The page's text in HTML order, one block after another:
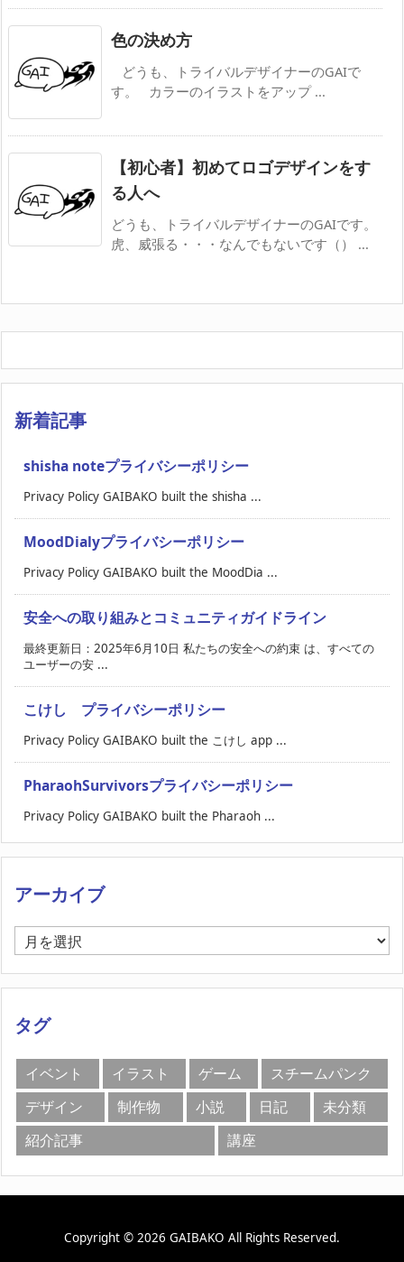
色の決め方
​ どうも、トライバルデザイナーのGAIで
す。 カラーのイラストをアップ ...
【初心者】初めてロゴデザインをす
る人へ
どうも、トライバルデザイナーのGAIです。
虎、威張る・・・なんでもないです（） ...
新着記事
shisha noteプライバシーポリシー
Privacy Policy GAIBAKO built the shisha ...
MoodDialyプライバシーポリシー
Privacy Policy GAIBAKO built the MoodDia ...
安全への取り組みとコミュニティガイドライン
最終更新日：2025年6月10日 私たちの安全への約束 は、すべての
ユーザーの安 ...
こけし プライバシーポリシー
Privacy Policy GAIBAKO built the こけし app ...
PharaohSurvivorsプライバシーポリシー
Privacy Policy GAIBAKO built the Pharaoh ...
アーカイブ
ア
ー
カ
ブ
タグ
イベント イラスト ゲーム
スチームパンク
デザイン
制作物 小説 日記
未分類
紹介記事
講座
Copyright © 2026 GAIBAKO All Rights Reserved.